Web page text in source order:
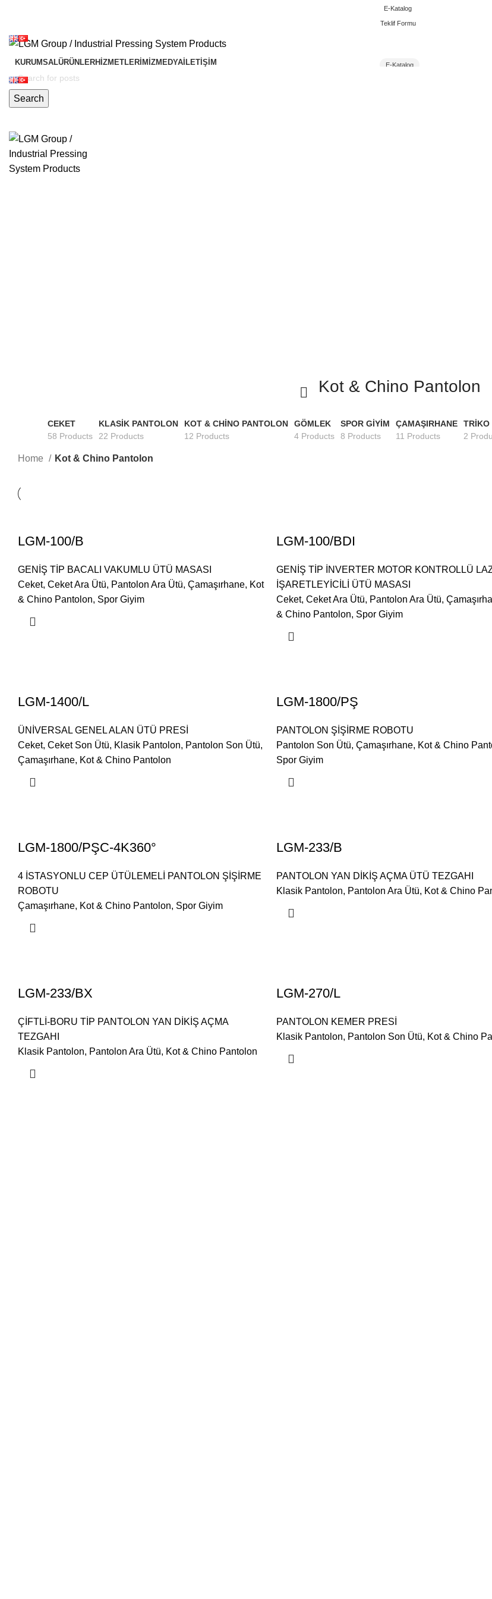
E-Katalog
Teklif Formu
E-Katalog
KURUMSALÜRÜNLERHIZMETLERIMIZMEDYA İLETIŞIM
Search
Kot & Chino Pantolon
CEKET
58 Products
KLASIK PANTOLON
22 Products
KOT & CHINO PANTOLON
12 Products
GÖMLEK
4 Products
SPOR GIYIM
8 Products
ÇAMAŞIRHANE
11 Products
TRIKO
2
Home Kot & Chino Pantolon
LGM-100/B
GENİŞ TİP BACALI VAKUMLU ÜTÜ MASASI
Ceket, Ceket Ara Ütü, Pantolon Ara Ütü, Çamaşırhane, Kot
& Chino Pantolon, Spor Giyim
LGM-100/BDI
GENİŞ TİP İNVERTER MOTOR KONTROLLÜ
İŞARETLEYİCİLİ ÜTÜ MASASI
Ceket, Ceket Ara Ütü, Pantolon Ara Ütü,
& Chino Pantolon, Spor Giyim
LGM-1400/L
ÜNİVERSAL GENEL ALAN ÜTÜ PRESİ
Ceket, Ceket Son Ütü, Klasik Pantolon, Pantolon Son Ütü,
Çamaşırhane, Kot & Chino Pantolon
LGM-1800/PŞ
PANTOLON ŞİŞİRME ROBOTU
Pantolon Son Ütü, Çamaşırhane, Kot & Chino
Spor Giyim
LGM-1800/PŞC-4K360°
4 İSTASYONLU CEP ÜTÜLEMELİ PANTOLON ŞİŞİRME
ROBOTU
Çamaşırhane, Kot & Chino Pantolon, Spor Giyim
LGM-233/B
PANTOLON YAN DİKİŞ AÇMA ÜTÜ TEZGAHI
Klasik Pantolon, Pantolon Ara Ütü, Kot & Chino
LGM-233/BX
ÇİFTLİ-BORU TİP PANTOLON YAN DİKİŞ AÇMA
TEZGAHI
Klasik Pantolon, Pantolon Ara Ütü, Kot & Chino Pantolon
LGM-270/L
PANTOLON KEMER PRESİ
Klasik Pantolon, Pantolon Son Ütü, Kot & Chino